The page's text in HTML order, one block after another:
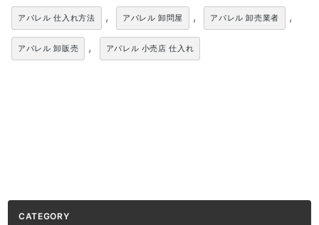
アパレル 仕入れ方法 , アパレル 卸問屋 , アパレル 卸売業者 ,
アパレル 卸販売 , アパレル 小売店 仕入れ
CATEGORY